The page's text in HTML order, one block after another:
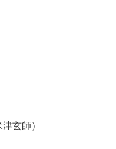
玄師）